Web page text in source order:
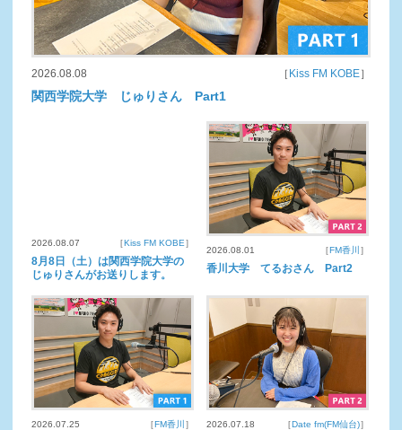
2026.08.08 ［ Kiss FM KOBE］
関西学院大学 じゅりさん Part1
2026.08.07 ［Kiss FM KOBE］
8月8日（土）は関西学院大学の
じゅりさんがお送りします。
2026.08.01 ［FM香川 ］
香川大学 てるおさん Part2
2026.07.25 ［FM香川 ］ 2026.07.18 ［Date fm(FM仙台)］